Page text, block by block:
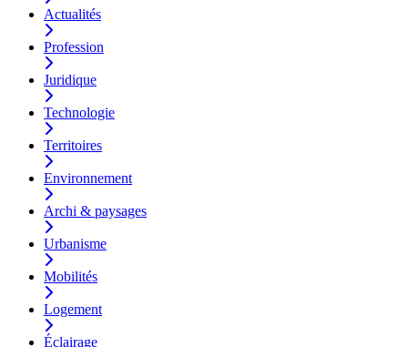
Actualités
Profession
Juridique
Technologie
Territoires
Environnement
Archi & paysages
Urbanisme
Mobilités
Logement
Éclairage